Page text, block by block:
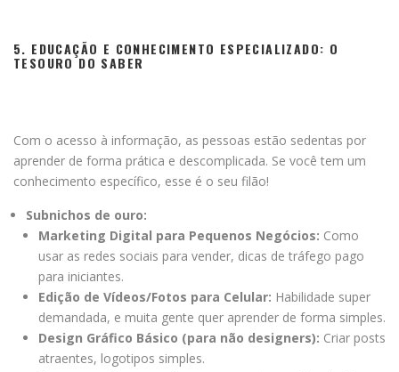
5. EDUCAÇÃO E CONHECIMENTO ESPECIALIZADO: O
TESOURO DO SABER
Com o acesso à informação, as pessoas estão sedentas por
aprender de forma prática e descomplicada. Se você tem um
conhecimento específico, esse é o seu filão!
Subnichos de ouro:
Marketing Digital para Pequenos Negócios: Como
usar as redes sociais para vender, dicas de tráfego pago
para iniciantes.
Edição de Vídeos/Fotos para Celular: Habilidade super
demandada, e muita gente quer aprender de forma simples.
Design Gráfico Básico (para não designers): Criar posts
atraentes, logotipos simples.